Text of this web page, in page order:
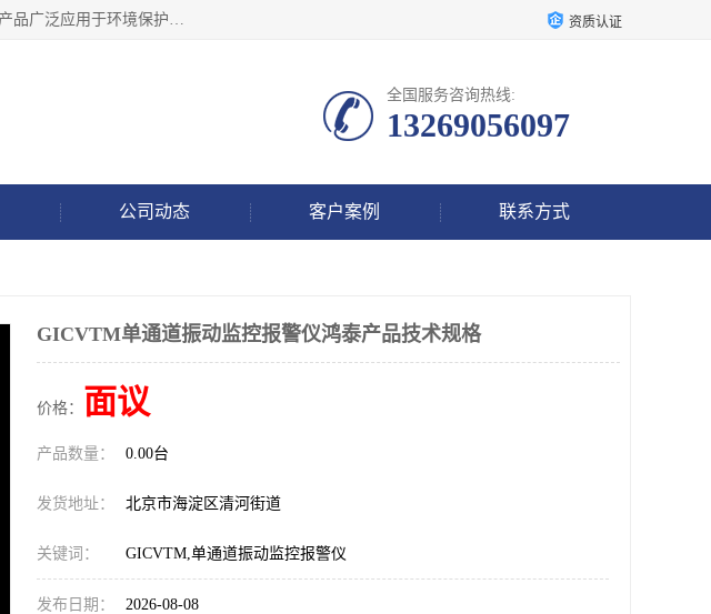
北京鸿泰顺达科技有限公司主要经营电子产品、机械设备、通讯设备、五金、交电等电子机械类产品；产品广泛应用于环境保护、石油化工、电力电子、冶金建筑、煤炭、农业、卫生防疫、教育科研等行业。并成功的与各地环境监测站、污水处理厂、卷烟厂、电厂、高校、科学院所、卫生防疫部门、煤矿、石化厂等用户建立了密切的合作关系。 资质认证
全国服务咨询热线:
13269056097
公司动态 客户案例 联系方式
GICVTM单通道振动监控报警仪鸿泰产品技术规格
价格： 面议
产品数量： 0.00台
发货地址： 北京市海淀区清河街道
关键词： GICVTM,单通道振动监控报警仪
发布日期： 2026-08-08